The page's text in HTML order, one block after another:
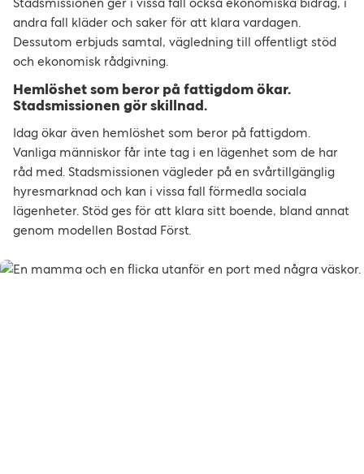
Stadsmissionen ger i vissa fall också ekonomiska bidrag, i
andra fall kläder och saker för att klara vardagen.
Dessutom erbjuds samtal, vägledning till offentligt stöd
och ekonomisk rådgivning.
Hemlöshet som beror på fattigdom ökar.
Stadsmissionen gör skillnad.
Idag ökar även hemlöshet som beror på fattigdom.
Vanliga människor får inte tag i en lägenhet som de har
råd med. Stadsmissionen vägleder på en svårtillgänglig
hyresmarknad och kan i vissa fall förmedla sociala
lägenheter. Stöd ges för att klara sitt boende, bland annat
genom modellen Bostad Först.